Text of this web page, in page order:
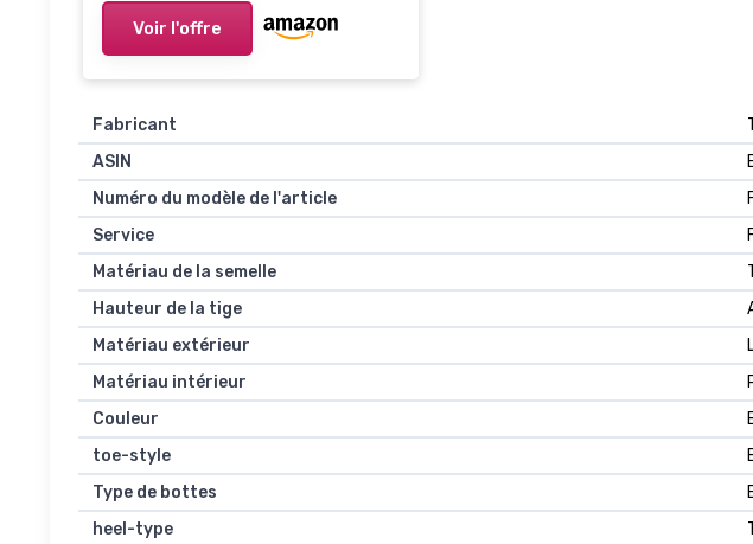
Voir l'offre
Fabricant
ASIN
Numéro du modèle de l'article
Service
Matériau de la semelle
Hauteur de la tige
Matériau extérieur
Matériau intérieur
Couleur
toe-style
Type de bottes
heel-type